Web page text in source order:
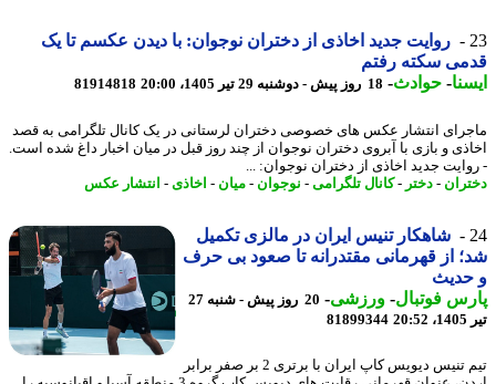
روایت جدید اخاذی از دختران نوجوان: با دیدن عکسم تا یک
سکته رفتم
-حوادث -18 روز پیش - دوشنبه 29 تیر 1405، 20:00 81914818
انتشار عکس های خصوصی دختران لرستانی در یک کانال تلگرامی به قصد
و بازی با آبروی دختران نوجوان از چند روز قبل در میان اخبار داغ شده است.
جدید اخاذی از دختران نوجوان: ...
- دختر-کانال تلگرامی -نوجوان- میان-اخاذی-انتشار عکس
شاهکار تنیس ایران در مالزی تکمیل
از قهرمانی مقتدرانه تا صعود بی حرف
فوتبال-ورزشی-
20 روز پیش - شنبه 27
81899344
تیم تنیس دیویس کاپ ایران با برتری 2 بر صفر برابر